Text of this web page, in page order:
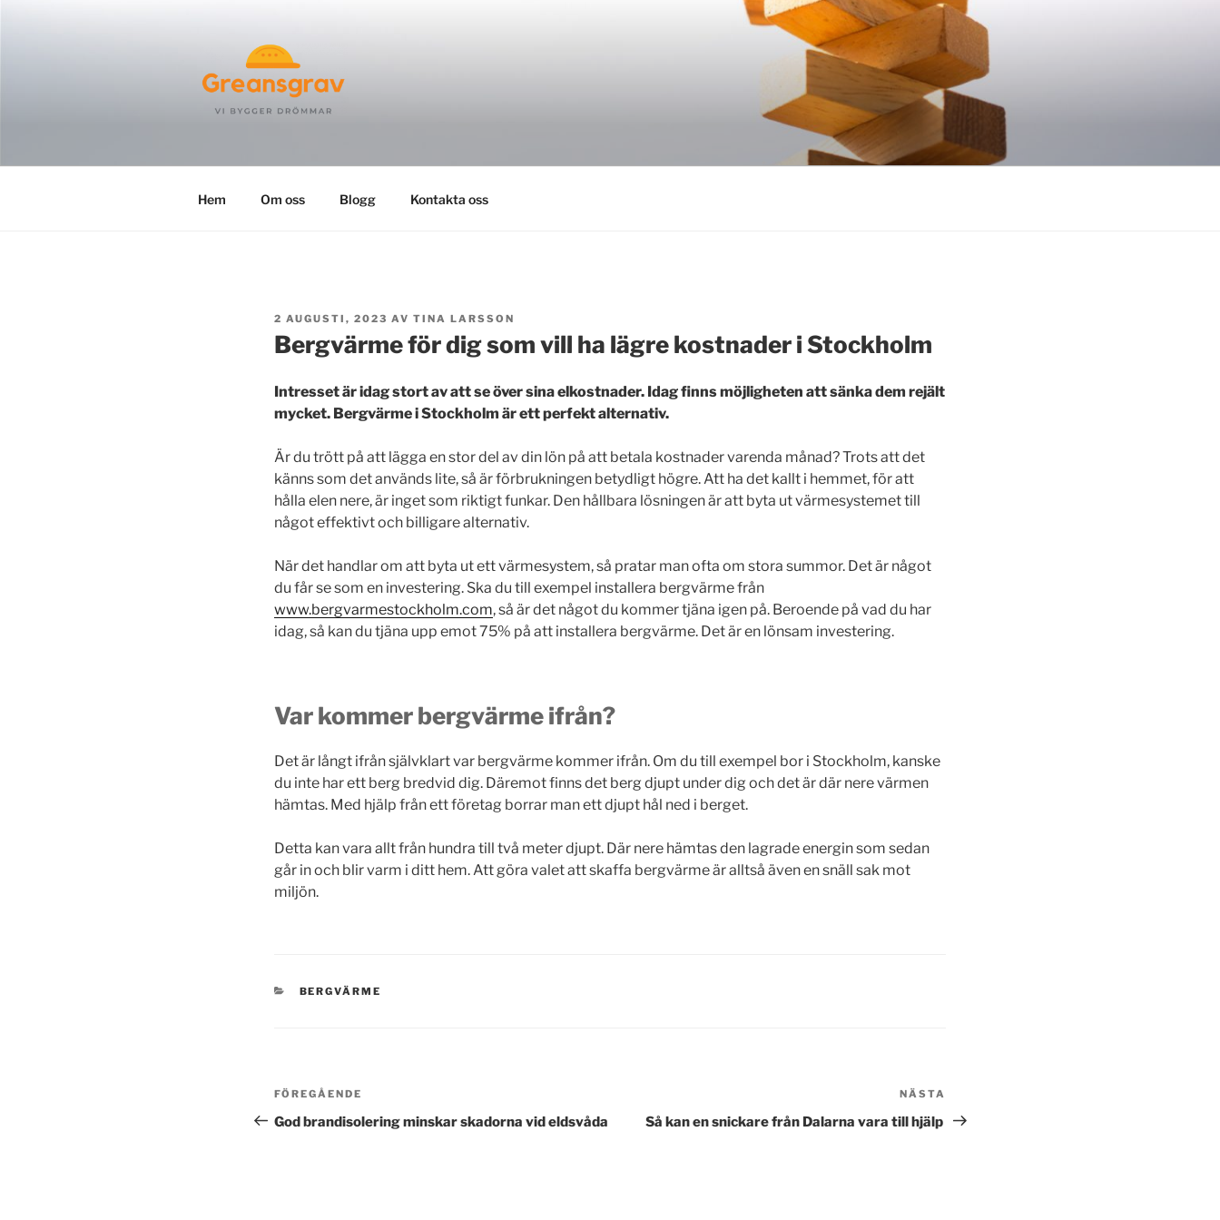
Hem Om oss Blogg Kontakta oss
PUBLICERAT
2 AUGUSTI, 2023 AV TINA LARSSON
Bergvärme för dig som vill ha lägre kostnader i Stockholm
Intresset är idag stort av att se över sina elkostnader. Idag finns möjligheten att sänka dem rejält
mycket. Bergvärme i Stockholm är ett perfekt alternativ.
Är du trött på att lägga en stor del av din lön på att betala kostnader varenda månad? Trots att det
känns som det används lite, så är förbrukningen betydligt högre. Att ha det kallt i hemmet, för att
hålla elen nere, är inget som riktigt funkar. Den hållbara lösningen är att byta ut värmesystemet till
något effektivt och billigare alternativ.
När det handlar om att byta ut ett värmesystem, så pratar man ofta om stora summor. Det är något
du får se som en investering. Ska du till exempel installera bergvärme från
www.bergvarmestockholm.com, så är det något du kommer tjäna igen på. Beroende på vad du har
idag, så kan du tjäna upp emot 75% på att installera bergvärme. Det är en lönsam investering.
Var kommer bergvärme ifrån?
Det är långt ifrån självklart var bergvärme kommer ifrån. Om du till exempel bor i Stockholm, kanske
du inte har ett berg bredvid dig. Däremot finns det berg djupt under dig och det är där nere värmen
hämtas. Med hjälp från ett företag borrar man ett djupt hål ned i berget.
Detta kan vara allt från hundra till två meter djupt. Där nere hämtas den lagrade energin som sedan
går in och blir varm i ditt hem. Att göra valet att skaffa bergvärme är alltså även en snäll sak mot
miljön.
KATEGORIER
BERGVÄRME
Inläggsnavigering
Föregående
inlägg
FÖREGÅENDE
God brandisolering minskar skadorna vid eldsvåda
inlägg
NÄSTA
Så kan en snickare från Dalarna vara till hjälp